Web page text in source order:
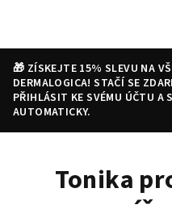
🎁 ZÍSKEJTE 15% SLEVU NA
DERMALOGICA! STAČÍ SE
PŘIHLÁSIT KE SVÉMU ÚČTU A
AUTOMATICKY.
Tonika